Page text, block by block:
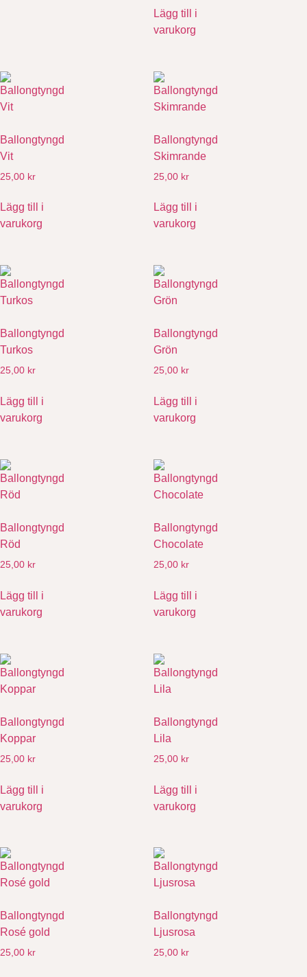
Lägg till i
varukorg
Ballongtyngd
Vit
25,00 kr
Lägg till i
varukorg
Ballongtyngd
Skimrande
25,00 kr
Lägg till i
varukorg
Ballongtyngd
Turkos
25,00 kr
Lägg till i
varukorg
Ballongtyngd
Grön
25,00 kr
Lägg till i
varukorg
Ballongtyngd
Röd
25,00 kr
Lägg till i
varukorg
Ballongtyngd
Chocolate
25,00 kr
Lägg till i
varukorg
Ballongtyngd
Koppar
25,00 kr
Lägg till i
varukorg
Ballongtyngd
Lila
25,00 kr
Lägg till i
varukorg
Ballongtyngd
Rosé gold
25,00 kr
Ballongtyngd
Ljusrosa
25,00 kr